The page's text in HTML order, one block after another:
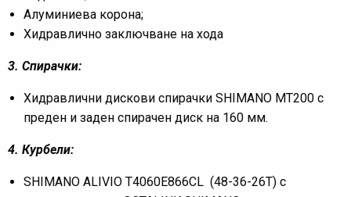
Алуминиева корона;
Хидравлично заключване на хода
3. Спирачки:
Хидравлични дискови спирачки SHIMANO MT200 с
преден и заден спирачен диск на 160 мм.
4. Курбели:
SHIMANO ALIVIO T4060E866CL (48-36-26T) с